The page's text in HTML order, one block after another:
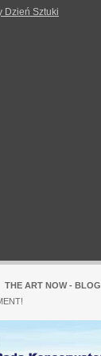
Dzień Sztuki
THE ART NOW - BLOG